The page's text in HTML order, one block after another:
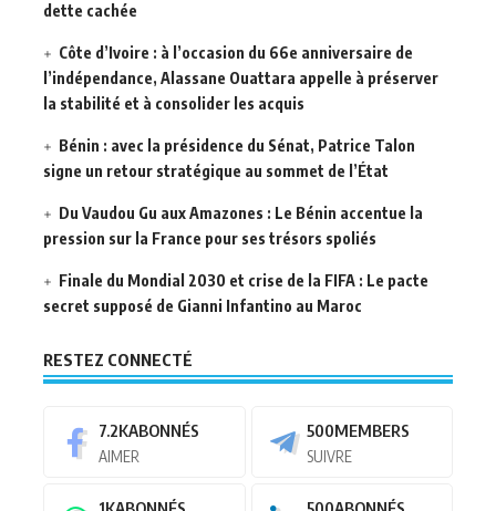
dette cachée
Côte d’Ivoire : à l’occasion du 66e anniversaire de
l’indépendance, Alassane Ouattara appelle à préserver
la stabilité et à consolider les acquis
Bénin : avec la présidence du Sénat, Patrice Talon
signe un retour stratégique au sommet de l’État
Du Vaudou Gu aux Amazones : Le Bénin accentue la
pression sur la France pour ses trésors spoliés
Finale du Mondial 2030 et crise de la FIFA : Le pacte
secret supposé de Gianni Infantino au Maroc
RESTEZ CONNECTÉ
7.2KABONNÉS
AIMER
500MEMBERS
SUIVRE